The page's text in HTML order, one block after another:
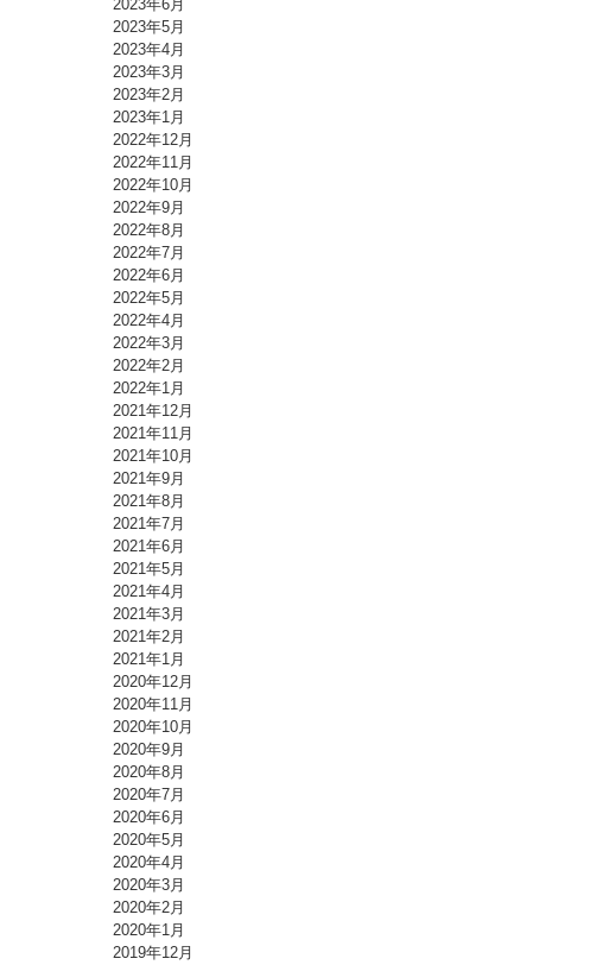
2023年6月
2023年5月
2023年4月
2023年3月
2023年2月
2023年1月
2022年12月
2022年11月
2022年10月
2022年9月
2022年8月
2022年7月
2022年6月
2022年5月
2022年4月
2022年3月
2022年2月
2022年1月
2021年12月
2021年11月
2021年10月
2021年9月
2021年8月
2021年7月
2021年6月
2021年5月
2021年4月
2021年3月
2021年2月
2021年1月
2020年12月
2020年11月
2020年10月
2020年9月
2020年8月
2020年7月
2020年6月
2020年5月
2020年4月
2020年3月
2020年2月
2020年1月
2019年12月